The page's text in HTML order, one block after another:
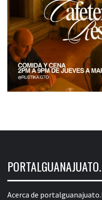
Acerca de